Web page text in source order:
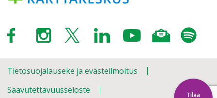
Tilaa
Tietosuojalauseke ja evästeilmoitus
Saavutettavuusseloste